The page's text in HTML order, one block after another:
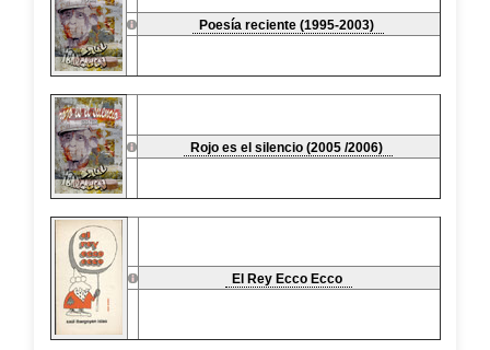
Poesía reciente (1995-2003)
Rojo es el silencio (2005 /2006)
El Rey Ecco Ecco